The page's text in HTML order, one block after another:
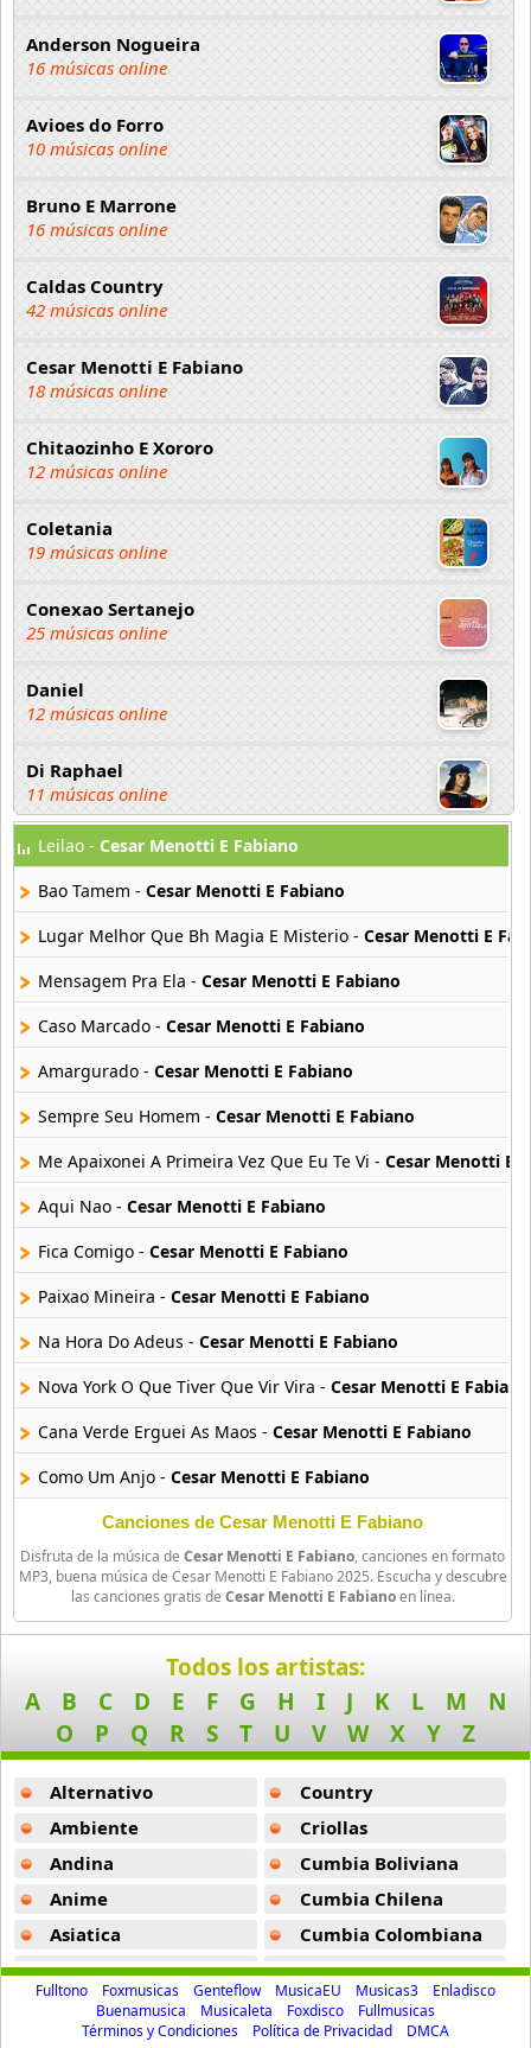
Anderson Nogueira
16 músicas online
Avioes do Forro
10 músicas online
Bruno E Marrone
16 músicas online
Caldas Country
42 músicas online
Cesar Menotti E Fabiano
18 músicas online
Chitaozinho E Xororo
12 músicas online
Coletania
19 músicas online
Conexao Sertanejo
25 músicas online
Daniel
12 músicas online
Di Raphael
11 músicas online
Duani E Dinei
16 músicas online
Edson y Hudson
12 músicas online
18 músicas online
Gusttavo Lima
49 músicas online
Israel Lucero
14 músicas online
Joao Lucas e Marcelo
15 músicas online
Jorge e Mateus
21 músicas online
Juliana Lunardelli
15 músicas online
Leo Y Giba
22 músicas online
Lucas Y Luan
15 músicas online
Marcos e Belutti
31 músicas online
Matheus Fernandes
Michel Telo
48 músicas online
Morde E Assopra
16 músicas online
Leilao - Cesar Menotti E Fabiano
Bao Tamem - Cesar Menotti E Fabiano
Lugar Melhor Que Bh Magia E Misterio - Cesar Menotti E
Mensagem Pra Ela - Cesar Menotti E Fabiano
Caso Marcado - Cesar Menotti E Fabiano
Amargurado - Cesar Menotti E Fabiano
Sempre Seu Homem - Cesar Menotti E Fabiano
Me Apaixonei A Primeira Vez Que Eu Te Vi - Cesar Menotti E
Aqui Nao - Cesar Menotti E Fabiano
Fica Comigo - Cesar Menotti E Fabiano
Paixao Mineira - Cesar Menotti E Fabiano
Na Hora Do Adeus - Cesar Menotti E Fabiano
Nova York O Que Tiver Que Vir Vira - Cesar Menotti E Fabiano
Cana Verde Erguei As Maos - Cesar Menotti E Fabiano
Como Um Anjo - Cesar Menotti E Fabiano
Esperando Na Janela - Cesar Menotti E Fabiano
Sem Medo De Ser Feliz -Cesar Menotti E Fabiano
Tentei Te Esquecer Coracao Em Pedacos -
Canciones de Cesar Menotti E Fabiano
Disfruta de la música de Cesar Menotti E Fabiano, canciones en formato
MP3, buena música de Cesar Menotti E Fabiano 2025. Escucha y descubre
las canciones gratis de Cesar Menotti E Fabianoen línea.
Todos los artistas:
A
B C D E F G H I J K L M
N
O
P Q R S T U V W X Y Z
Alternativo
Ambiente
Andina
Anime
Asiatica
Atevip
Bachatas
Baladas
Country
Criollas
Cumbia Boliviana
Cumbia Chilena
Cumbia Colombiana
Cumbia Ecuatoriana
Cumbia Mexicana
Cumbia Pop
Fulltono Foxmusicas Genteflow MusicaEU Musicas3
Enladisco
Buenamusica
Musicaleta Foxdisco
Fullmusicas
Términos y Condiciones
Política de Privacidad DMCA